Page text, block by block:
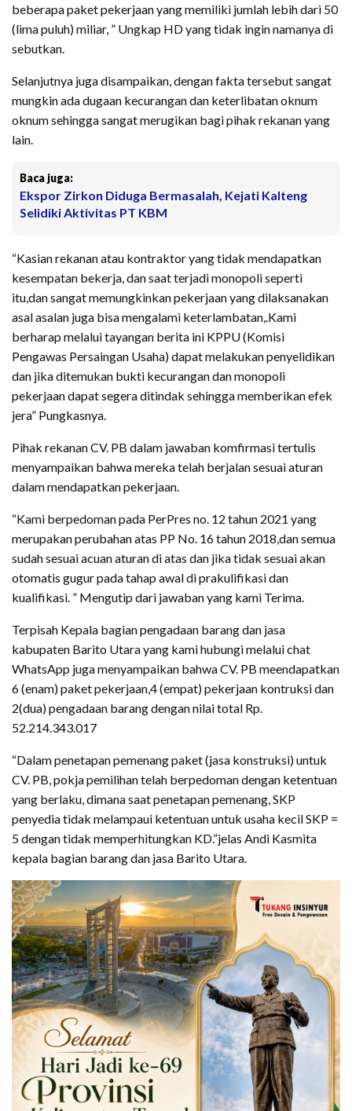
beberapa paket pekerjaan yang memiliki jumlah lebih dari 50
(lima puluh) miliar, ” Ungkap HD yang tidak ingin namanya di
sebutkan.
Selanjutnya juga disampaikan, dengan fakta tersebut sangat
mungkin ada dugaan kecurangan dan keterlibatan oknum
oknum sehingga sangat merugikan bagi pihak rekanan yang
lain.
Baca juga:
Ekspor Zirkon Diduga Bermasalah, Kejati Kalteng
Selidiki Aktivitas PT KBM
“Kasian rekanan atau kontraktor yang tidak mendapatkan
kesempatan bekerja, dan saat terjadi monopoli seperti
itu,dan sangat memungkinkan pekerjaan yang dilaksanakan
asal asalan juga bisa mengalami keterlambatan,.Kami
berharap melalui tayangan berita ini KPPU (Komisi
Pengawas Persaingan Usaha) dapat melakukan penyelidikan
dan jika ditemukan bukti kecurangan dan monopoli
pekerjaan dapat segera ditindak sehingga memberikan efek
jera” Pungkasnya.
Pihak rekanan CV. PB dalam jawaban komfirmasi tertulis
menyampaikan bahwa mereka telah berjalan sesuai aturan
dalam mendapatkan pekerjaan.
“Kami berpedoman pada PerPres no. 12 tahun 2021 yang
merupakan perubahan atas PP No. 16 tahun 2018,dan semua
sudah sesuai acuan aturan di atas dan jika tidak sesuai akan
otomatis gugur pada tahap awal di prakulifikasi dan
kualifikasi. ” Mengutip dari jawaban yang kami Terima.
Terpisah Kepala bagian pengadaan barang dan jasa
kabupaten Barito Utara yang kami hubungi melalui chat
WhatsApp juga menyampaikan bahwa CV. PB meendapatkan
6 (enam) paket pekerjaan,4 (empat) pekerjaan kontruksi dan
2(dua) pengadaan barang dengan nilai total Rp.
52.214.343.017
“Dalam penetapan pemenang paket (jasa konstruksi) untuk
CV. PB, pokja pemilihan telah berpedoman dengan ketentuan
yang berlaku, dimana saat penetapan pemenang, SKP
penyedia tidak melampaui ketentuan untuk usaha kecil SKP =
5 dengan tidak memperhitungkan KD.”jelas Andi Kasmita
kepala bagian barang dan jasa Barito Utara.